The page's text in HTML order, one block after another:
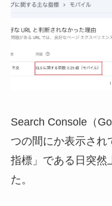
Search Console（
つの間にか表示され
指標」である日突然
た。